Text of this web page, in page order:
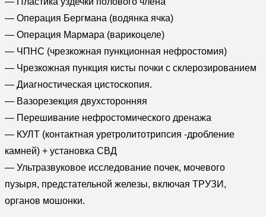
— Операция Бергмана (водянка ячка)
— Операция Мармара (варикоцеле)
— ЧПНС (чрезкожная пункционная нефростомия)
— Чрезкожная пункция кисты почки с склерозированием
— Диагностическая цистоскопия.
— Вазорезекция двухсторонняя
— Перешивание нефростомического дренажа
— КУЛТ (контактная уретролитотрипсия -дробление
камней) + установка СВД
— Ультразвуковое исследование почек, мочевого
пузыря, предстательной железы, включая ТРУЗИ,
органов мошонки.